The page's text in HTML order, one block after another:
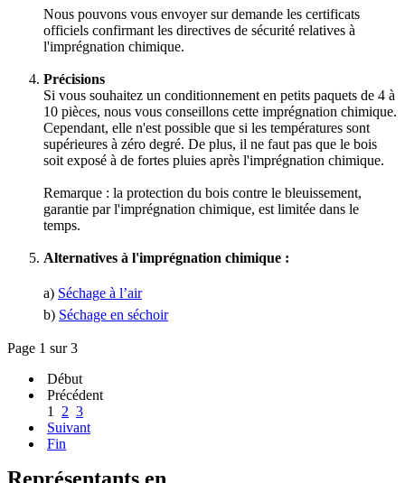
Nous pouvons vous envoyer sur demande les certificats
officiels confirmant les directives de sécurité relatives à
l'imprégnation chimique.
Précisions
Si vous souhaitez un conditionnement en petits paquets de 4 à
10 pièces, nous vous conseillons cette imprégnation chimique.
Cependant, elle n'est possible que si les températures sont
supérieures à zéro degré. De plus, il ne faut pas que le bois
soit exposé à de fortes pluies après l'imprégnation chimique.
Remarque : la protection du bois contre le bleuissement,
garantie par l'imprégnation chimique, est limitée dans le
temps.
Alternatives à l'imprégnation chimique :
a) Séchage à l’air
b) Séchage en séchoir
Page 1 sur 3
Début
Précédent
1
2 3
Suivant
Fin